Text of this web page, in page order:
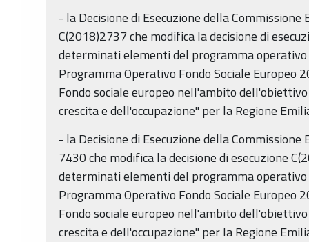
- la Decisione di Esecuzione della
C(2018)2737 che modifica la decisione di
determinati elementi del programma
Programma Operativo Fondo Sociale Europeo
Fondo sociale europeo nell'ambito
crescita e dell'occupazione" per la Regione
- la Decisione di Esecuzione della
7430 che modifica la decisione di esecuzione
determinati elementi del programma
Programma Operativo Fondo Sociale Europeo
Fondo sociale europeo nell'ambito
crescita e dell'occupazione" per la Regione